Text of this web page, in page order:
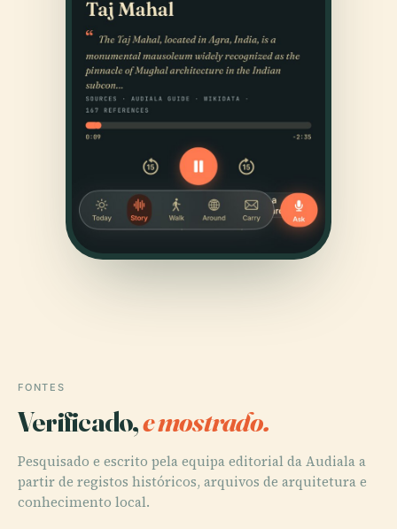
FONTES
Verificado,e mostrado.
Pesquisado e escrito pela equipa editorial da Audiala a
partir de registos históricos, arquivos de arquitetura e
conhecimento local.